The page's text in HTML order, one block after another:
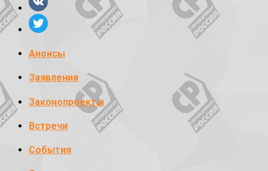
Анонсы
Заявления
Законопроекты
Встречи
События